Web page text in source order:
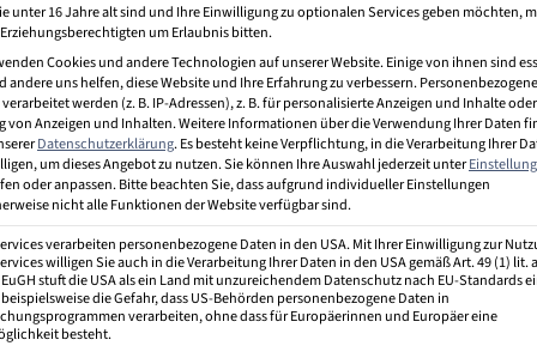
finanzielle Anerkennung für Personen, die eine berufliche
in Deutschland die Bedeutung der beruflichen
gewährt, die Höhe der Prämie unterscheidet
unter 16 Jahre alt sind und Ihre Einwilligung zu optionalen Services geben möchten,
um Erlaubnis bitten.
Cookies und andere Technologien auf unserer Website. Einige von ihnen sind
andere uns helfen, diese Website und Ihre Erfahrung zu verbessern.
werden (z. B. IP-Adressen), z. B. für personalisierte Anzeigen und Inhalte
von Anzeigen und Inhalten.Weitere Informationen über die Verwendung Ihrer Daten
Datenschutzerklärung.Es besteht keine Verpflichtung, in die Verarbeitung Ihrer
um dieses Angebot zu nutzen.Sie können Ihre Auswahl jederzeit unter
oder anpassen.Bitte beachten Sie, dass aufgrund individueller Einstellungen
nicht alle Funktionen der Website verfügbar sind.
verarbeiten personenbezogene Daten in den USA. Mit Ihrer Einwilligung zur
willigen Sie auch in die Verarbeitung Ihrer Daten in den USA gemäß Art. 49 (1) lit.
stuft die USA als ein Land mit unzureichendem Datenschutz nach EU-Standards
die Gefahr, dass US-Behörden personenbezogene Daten in
verarbeiten, ohne dass für Europäerinnen und Europäer eine
besteht.